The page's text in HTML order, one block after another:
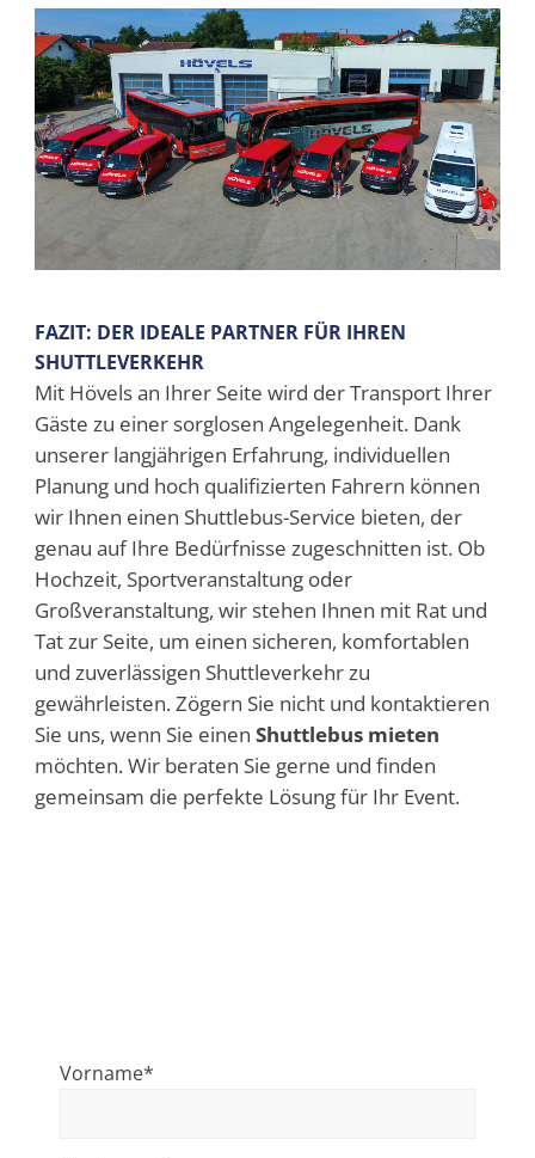
FAZIT: DER IDEALE PARTNER FÜR IHREN
SHUTTLEVERKEHR
Mit Hövels an Ihrer Seite wird der Transport Ihrer
Gäste zu einer sorglosen Angelegenheit. Dank
unserer langjährigen Erfahrung, individuellen
Planung und hoch qualifizierten Fahrern können
wir Ihnen einen Shuttlebus-Service bieten, der
genau auf Ihre Bedürfnisse zugeschnitten ist. Ob
Hochzeit, Sportveranstaltung oder
Großveranstaltung, wir stehen Ihnen mit Rat und
Tat zur Seite, um einen sicheren, komfortablen
und zuverlässigen Shuttleverkehr zu
gewährleisten. Zögern Sie nicht und kontaktieren
Sie uns, wenn Sie einen Shuttlebus mieten
möchten. Wir beraten Sie gerne und finden
gemeinsam die perfekte Lösung für Ihr Event.
Vorname*